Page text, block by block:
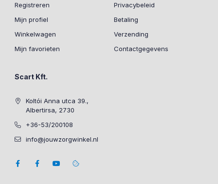
Registreren
Mijn profiel
Winkelwagen
Mijn favorieten
Privacybeleid
Betaling
Verzending
Contactgegevens
Scart Kft.
Koltói Anna utca 39.,
Albertirsa, 2730
+36-53/200108
info@jouwzorgwinkel.nl